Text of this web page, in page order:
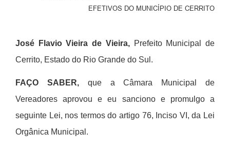
EFETIVOS DO MUNICÍPIO DE CERRITO
José Flavio Vieira de Vieira, Prefeito Municipal de
Cerrito, Estado do Rio Grande do Sul.
FAÇO SABER,que a Câmara Municipal de
Vereadores aprovou e eu sanciono e promulgo a
seguinte Lei, nos termos do artigo 76, Inciso VI, da Lei
Orgânica Municipal.